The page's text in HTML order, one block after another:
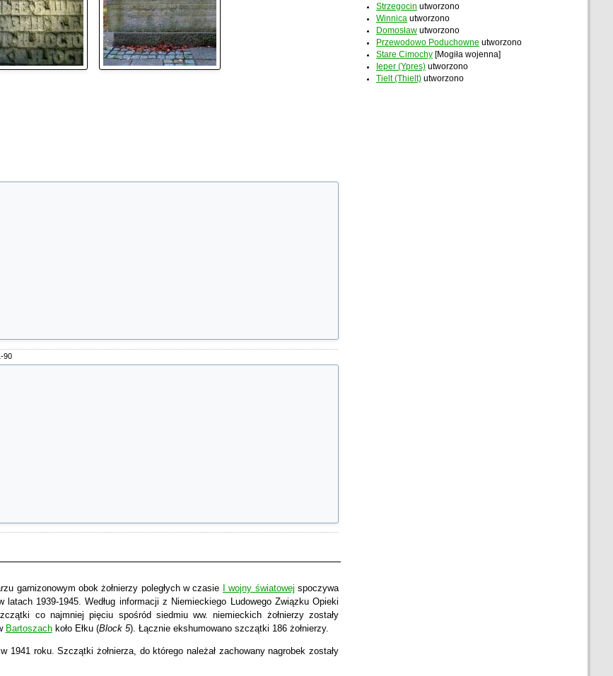
90
garnizonowym obok żołnierzy poległych w czasie I wojny światowej spoczywa
1939-1945. Według informacji z Niemieckiego Ludowego Związku Opieki
co najmniej pięciu spośród siedmiu ww. niemieckich żołnierzy zostały
Bartoszachkoło Ełku (Block 5). Łącznie ekshumowano szczątki 186 żołnierzy.
1941 roku. Szczątki żołnierza, do którego należał zachowany nagrobek zostały
Strzegocin utworzono
Winnica utworzono
Domosław utworzono
Przewodowo Poduchowne utworzono
Stare Cimochy [Mogiła wojenna]
Ieper (Ypres) utworzono
Tielt (Thielt) utworzono